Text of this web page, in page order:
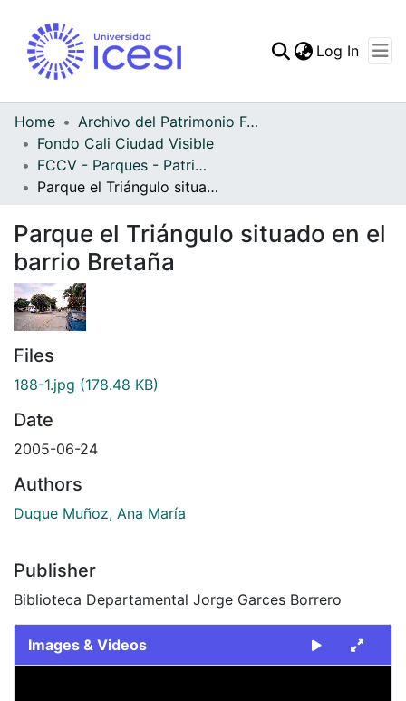
Log In
Home
Archivo del Patrimonio Fotográfico y Fílmico del Valle del Cauca
Fondo Cali Ciudad Visible
FCCV - Parques - Patrimonial
Parque el Triángulo situado en el barrio Bretaña
Parque el Triángulo situado en el
barrio Bretaña
Files
188-1.jpg (178.48 KB)
Date
2005-06-24
Authors
Duque Muñoz, Ana María
Publisher
Biblioteca Departamental Jorge Garces Borrero
Images & Videos